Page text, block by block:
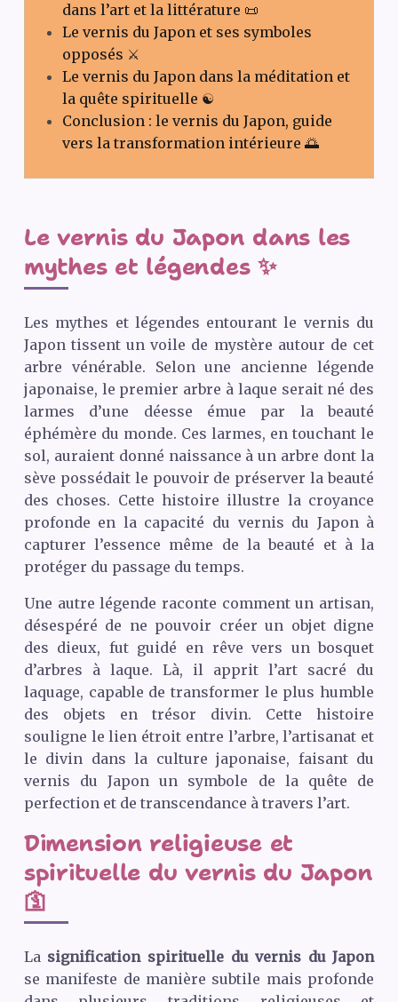
dans l’art et la littérature 📜
Le vernis du Japon et ses symboles
opposés ⚔️
Le vernis du Japon dans la méditation et
la quête spirituelle ☯️
Conclusion : le vernis du Japon, guide
vers la transformation intérieure 🌅
Le vernis du Japon dans les
mythes et légendes ✨
Les mythes et légendes entourant le vernis du
Japon tissent un voile de mystère autour de cet
arbre vénérable. Selon une ancienne légende
japonaise, le premier arbre à laque serait né des
larmes d’une déesse émue par la beauté
éphémère du monde. Ces larmes, en touchant le
sol, auraient donné naissance à un arbre dont la
sève possédait le pouvoir de préserver la beauté
des choses. Cette histoire illustre la croyance
profonde en la capacité du vernis du Japon à
capturer l’essence même de la beauté et à la
protéger du passage du temps.
Une autre légende raconte comment un artisan,
désespéré de ne pouvoir créer un objet digne
des dieux, fut guidé en rêve vers un bosquet
d’arbres à laque. Là, il apprit l’art sacré du
laquage, capable de transformer le plus humble
des objets en trésor divin. Cette histoire
souligne le lien étroit entre l’arbre, l’artisanat et
le divin dans la culture japonaise, faisant du
vernis du Japon un symbole de la quête de
perfection et de transcendance à travers l’art.
Dimension religieuse et
spirituelle du vernis du Japon
🛐
La signification spirituelle du vernis du Japon
se manifeste de manière subtile mais profonde